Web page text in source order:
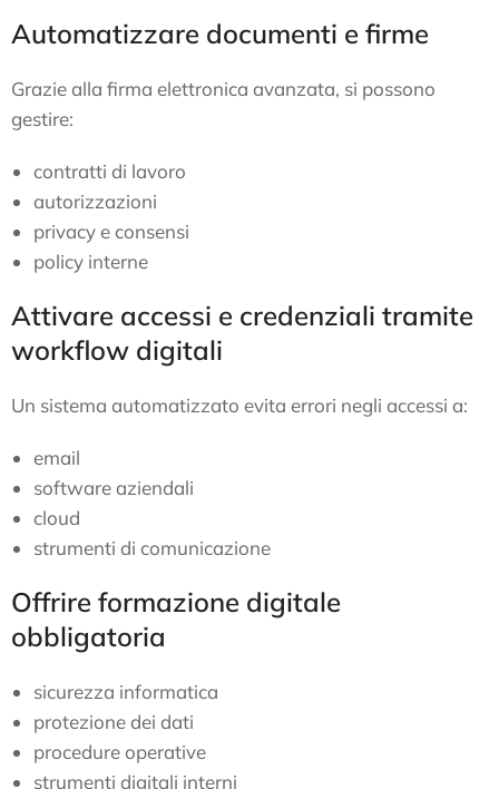
Automatizzare documenti e firme
Grazie alla firma elettronica avanzata, si possono
gestire:
contratti di lavoro
autorizzazioni
privacy e consensi
policy interne
Attivare accessi e credenziali tramite
workflow digitali
Un sistema automatizzato evita errori negli accessi a:
email
software aziendali
cloud
strumenti di comunicazione
Offrire formazione digitale
obbligatoria
sicurezza informatica
protezione dei dati
procedure operative
strumenti digitali interni